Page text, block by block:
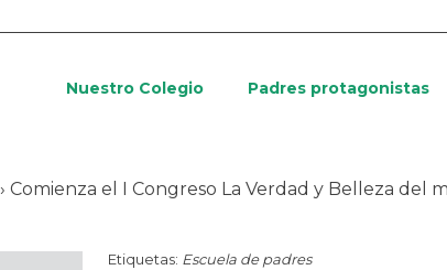
Nuestro Colegio Padres protagonistas
› Comienza el I Congreso La Verdad y Belleza del
Etiquetas: Escuela de padres